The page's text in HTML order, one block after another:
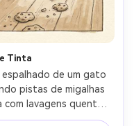
Tinta
de um gato
pistas de migalhas
lavagens quentes
adereços lúdicos,